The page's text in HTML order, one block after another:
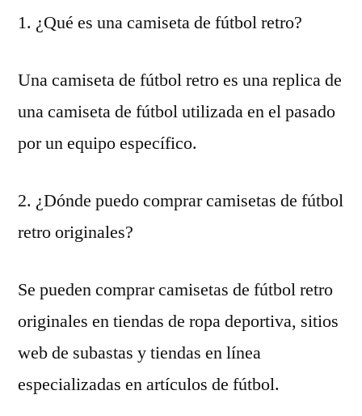
1. ¿Qué es una camiseta de fútbol retro?
Una camiseta de fútbol retro es una replica de
una camiseta de fútbol utilizada en el pasado
por un equipo específico.
2. ¿Dónde puedo comprar camisetas de fútbol
retro originales?
Se pueden comprar camisetas de fútbol retro
originales en tiendas de ropa deportiva, sitios
web de subastas y tiendas en línea
especializadas en artículos de fútbol.